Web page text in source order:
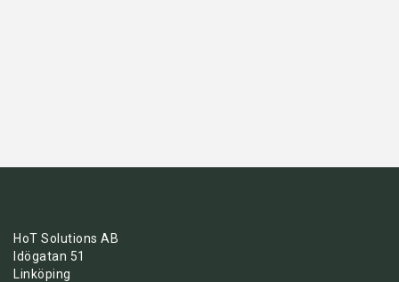
HoT Solutions AB
Idögatan 51
Linköping